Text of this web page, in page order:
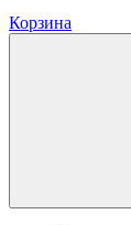
Корзина